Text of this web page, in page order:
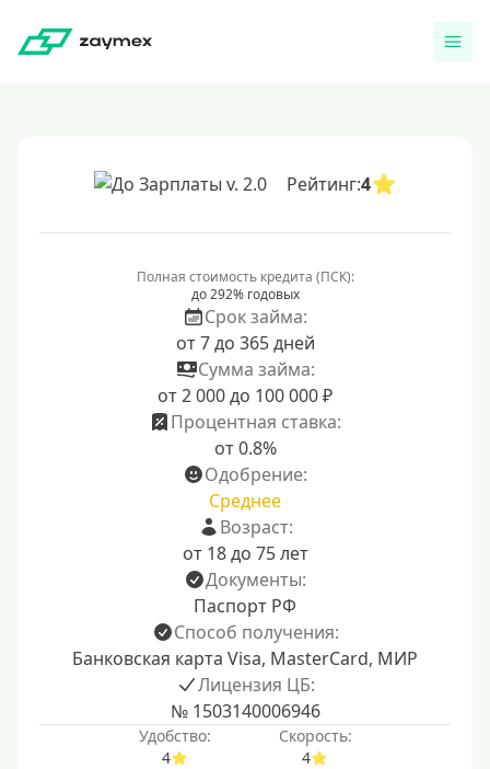
Рейтинг:4
Полная стоимость кредита (ПСК):
до 292% годовых
Срок займа:
от 7 до 365 дней
Сумма займа:
от 2 000 до 100 000 ₽
Процентная ставка:
от 0.8%
Одобрение:
Среднее
Возраст:
от 18 до 75 лет
Документы:
Паспорт РФ
Способ получения:
Банковская карта Visa, MasterCard, МИР
Лицензия ЦБ:
№ 1503140006946
Удобство:
4
Скорость:
4